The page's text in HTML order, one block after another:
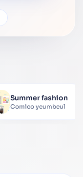
Summer fashion
Comico yeumbeul